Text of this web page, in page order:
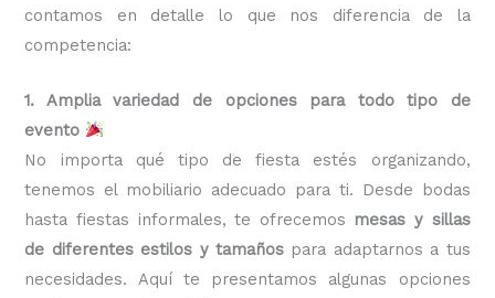
contamos en detalle lo que nos diferencia de la
competencia:
1. Amplia variedad de opciones para todo tipo de
evento
No importa qué tipo de fiesta estés organizando,
tenemos el mobiliario adecuado para ti. Desde bodas
hasta fiestas informales, te ofrecemos mesas y sillas
de diferentes estilos y tamaños para adaptarnos a tus
necesidades. Aquí te presentamos algunas opciones